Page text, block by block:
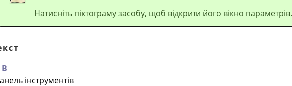
Натисніть піктограму засобу, щоб відкрити його вікно параметрів.
B
інструментів